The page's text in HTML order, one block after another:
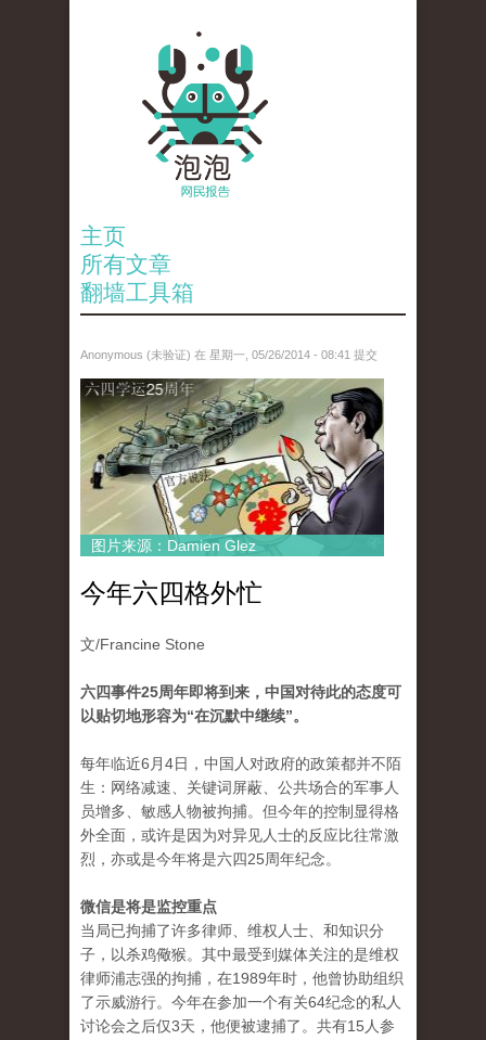
主页
所有文章
翻墙工具箱
Anonymous (未验证) 在 星期一, 05/26/2014 - 08:41 提交
paopao_tiananmen.jpg
图片来源：Damien Glez
今年六四格外忙
文/Francine Stone
六四事件25周年即将到来，中国对待此的态度可
以贴切地形容为“在沉默中继续”。
每年临近6月4日，中国人对政府的政策都并不陌
生：网络减速、关键词屏蔽、公共场合的军事人
员增多、敏感人物被拘捕。但今年的控制显得格
外全面，或许是因为对异见人士的反应比往常激
烈，亦或是今年将是六四25周年纪念。
微信是将是监控重点
当局已拘捕了许多律师、维权人士、和知识分
子，以杀鸡儆猴。其中最受到媒体关注的是维权
律师浦志强的拘捕，在1989年时，他曾协助组织
了示威游行。今年在参加一个有关64纪念的私人
讨论会之后仅3天，他便被逮捕了。共有15人参